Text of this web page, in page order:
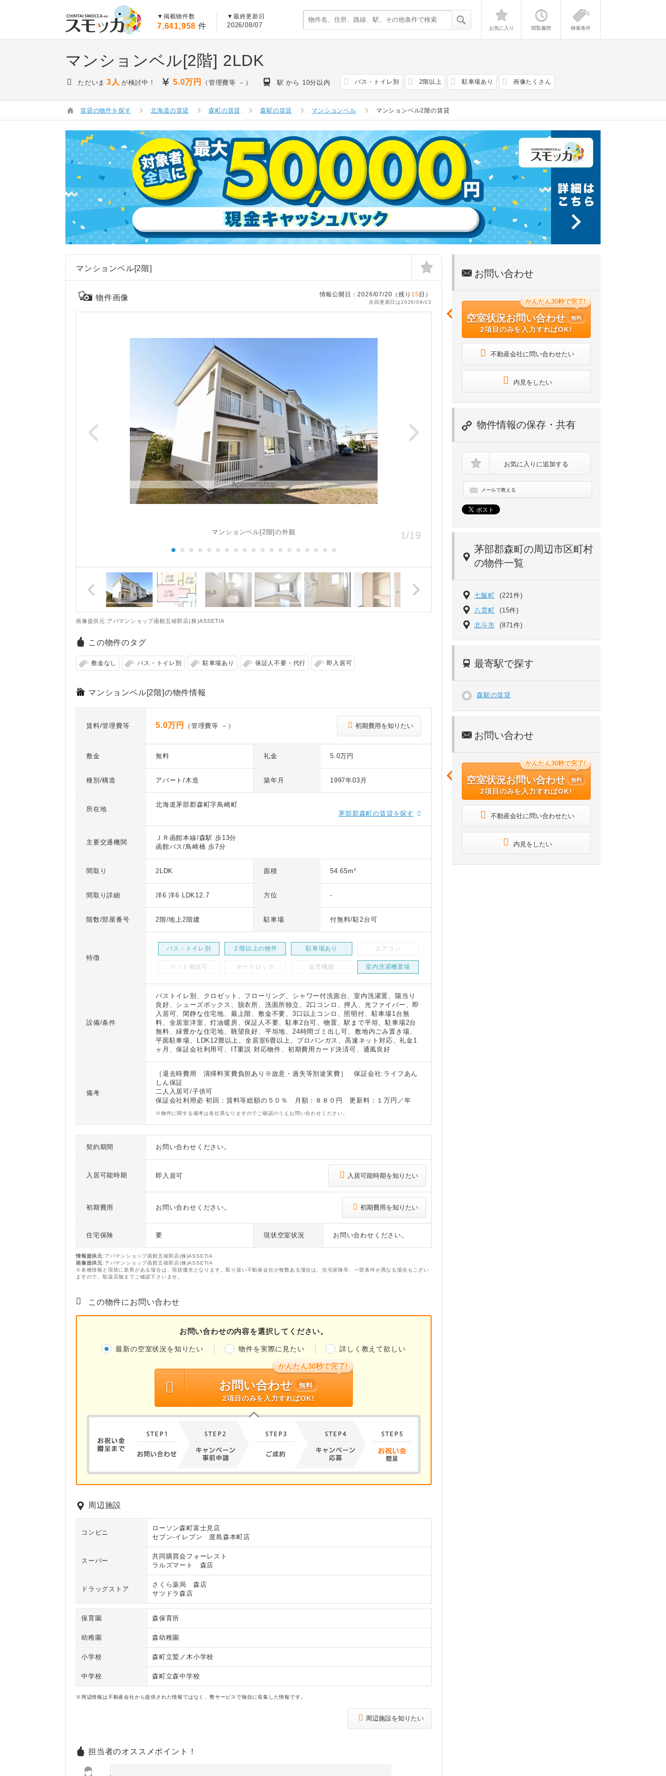
▼掲載物件数
7,641,958 件
▼最終更新日
2026/08/07 お気に入り 閲覧履歴 検索条件
マンションベル[2階] 2LDK
ただいま 3人 が検討中！ 5.0万円 （管理費等 －） 駅 から 10分以内 バス・トイレ別 2階以上 駐車場あり 画像たくさん
賃貸の物件を探す 北海道の賃貸 森町の賃貸 森駅の賃貸 マンションベル マンションベル2階の賃貸
マンションベル[2階]
情報公開日：2026/07/20（残り 15日）
次回更新日は2026/08/13
物件画像
1/19
マンションベル[2階]の外観
画像提供元:アパマンショップ函館五稜郭店(株)ASSETIA
この物件のタグ
敷金なし バス・トイレ別 駐車場あり 保証人不要・代行 即入居可
マンションベル[2階]の物件情報
賃料/管理費等 5.0万円 （管理費等 －） 初期費用を知りたい
敷金 無料 礼金 5.0万円
種別/構造 アパート/木造 築年月 1997年03月
所在地
北海道茅部郡森町字鳥崎町
茅部郡森町の賃貸を探す
主要交通機関
ＪＲ函館本線/森駅 歩13分
函館バス/鳥崎橋 歩7分
間取り 2LDK 面積 54.65m²
間取り詳細 洋6 洋6 LDK12.7 方位 -
階数/部屋番号 2階/地上2階建 駐車場 付無料/駐2台可
特徴
バス・トイレ別 ２階以上の物件 駐車場あり エアコン
ペット相談可 オートロック 追焚機能 室内洗濯機置場
設備/条件
バストイレ別、クロゼット、フローリング、シャワー付洗面台、室内洗濯置、陽当り
良好、シューズボックス、脱衣所、洗面所独立、2口コンロ、押入、光ファイバー、即
入居可、閑静な住宅地、最上階、敷金不要、3口以上コンロ、照明付、駐車場1台無
料、全居室洋室、灯油暖房、保証人不要、駐車2台可、物置、駅まで平坦、駐車場2台
無料、緑豊かな住宅地、眺望良好、平坦地、24時間ゴミ出し可、敷地内ごみ置き場、
平面駐車場、LDK12畳以上、全居室6畳以上、プロパンガス、高速ネット対応、礼金1
ヶ月、保証会社利用可、IT重説 対応物件、初期費用カード決済可、通風良好
備考
［退去時費用 清掃料実費負担あり※故意・過失等別途実費］ 保証会社:ライフあん
しん保証
二人入居可/子供可
保証会社利用必 初回：賃料等総額の５０％ 月額：８８０円 更新料：１万円／年
※物件に関する備考は各社異なりますのでご確認のうえお問い合わせください。
契約期間 お問い合わせください。
入居可能時期 即入居可 入居可能時期を知りたい
初期費用 お問い合わせください。 初期費用を知りたい
住宅保険 要 現状空室状況 お問い合わせください。
情報提供元:アパマンショップ函館五稜郭店(株)ASSETIA
画像提供元:アパマンショップ函館五稜郭店(株)ASSETIA
※各種情報と現状に差異がある場合は、現状優先となります。取り扱い不動産会社が複数ある場合は、住宅保険等、一部条件が異なる場合もござい
ますので、取扱店舗までご確認下さいませ。
この物件にお問い合わせ
お問い合わせの内容を選択してください。
最新の空室状況を知りたい 物件を実際に見たい 詳しく教えて欲しい
かんたん30秒で完了!
お問い合わせ
無料
2項目のみを入力すればOK!
周辺施設
コンビニ
ローソン森町富士見店
セブン‐イレブン 渡島森本町店
スーパー
共同購買会フォーレスト
ラルズマート 森店
ドラッグストア
さくら薬局 森店
サツドラ森店
保育園 森保育所
幼稚園 森幼稚園
小学校 森町立鷲ノ木小学校
中学校 森町立森中学校
※周辺情報は不動産会社から提供された情報ではなく、弊サービスで独自に収集した情報です。
周辺施設を知りたい
担当者のオススメポイント！
お問い合わせ
かんたん30秒で完了!
空室状況お問い合わせ 無料
2項目のみを入力すればOK!
不動産会社に問い合わせたい
内見をしたい
物件情報の保存・共有
お気に入りに追加する
メールで教える
茅部郡森町の周辺市区町村
の物件一覧
七飯町 (221件)
八雲町 (15件)
北斗市 (871件)
最寄駅で探す
森駅の賃貸
お問い合わせ
かんたん30秒で完了!
空室状況お問い合わせ 無料
2項目のみを入力すればOK!
不動産会社に問い合わせたい
内見をしたい